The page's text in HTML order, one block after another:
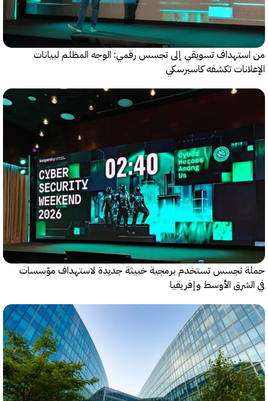
تسويقي إلى تجسس رقمي: الوجه المظلم لبيانات
تكشفه كاسبرسكي
تجسس تستخدم برمجية خبيثة جديدة لاستهداف مؤسسات
الأوسط وإفريقيا